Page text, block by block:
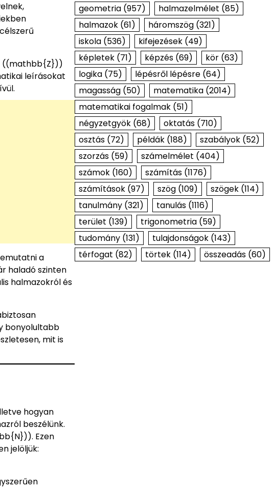
((mathbb{Z}))
leírásokat
a
haladó szinten
halmazokról és
bonyolultabb
mit is
hogyan
beszélünk.
Ezen
jelöljük:
geometria(957) halmazelmélet (85)
halmazok(61) háromszög(321)
iskola(536) kifejezések(49)
képletek(71) képzés(69) kör(63)
logika(75) lépésről lépésre(64)
magasság(50) matematika(2014)
matematikai fogalmak(51)
négyzetgyök(68) oktatás(710)
osztás(72) példák(188) szabályok(52)
szorzás(59) számelmélet (404)
számok(160) számítás(1176)
számítások(97) szög(109) szögek(114)
tanulmány(321) tanulás(1116)
terület (139) trigonometria(59)
tudomány(131) tulajdonságok(143)
térfogat (82) törtek(114) összeadás(60)